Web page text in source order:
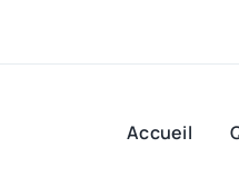
Accueil